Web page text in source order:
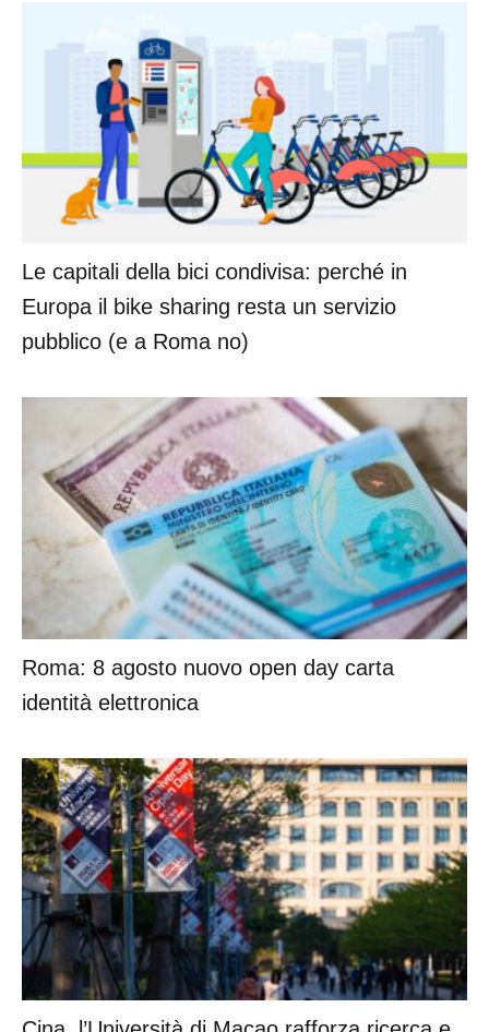
Le capitali della bici condivisa: perché in
Europa il bike sharing resta un servizio
pubblico (e a Roma no)
Roma: 8 agosto nuovo open day carta
identità elettronica